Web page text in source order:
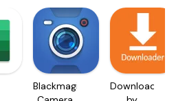
Blackmagic
Downloader